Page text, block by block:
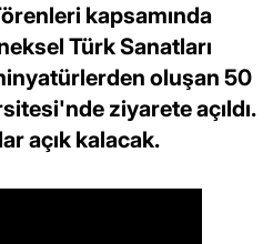
kapsamında
Türk Sanatları
oluşan 50
ziyarete açıldı.
açık kalacak.